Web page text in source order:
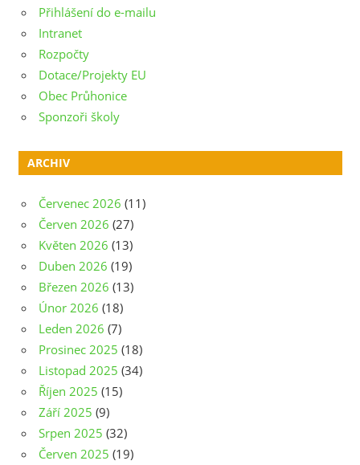
Přihlášení do e-mailu
Intranet
Rozpočty
Dotace/Projekty EU
Obec Průhonice
Sponzoři školy
ARCHIV
Červenec 2026 (11)
Červen 2026 (27)
Květen 2026 (13)
Duben 2026 (19)
Březen 2026 (13)
Únor 2026 (18)
Leden 2026 (7)
Prosinec 2025 (18)
Listopad 2025 (34)
Říjen 2025 (15)
Září 2025 (9)
Srpen 2025 (32)
Červen 2025 (19)